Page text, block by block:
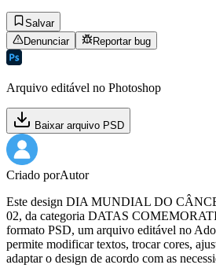
Salvar
Denunciar
Reportar bug
Arquivo editável no Photoshop
Baixar arquivo PSD
Criado porAutor
Este design DIA MUNDIAL DO
02, da categoria DATAS
formato PSD, um arquivo editável no
permite modificar textos, trocar cores,
adaptar o design de acordo com as